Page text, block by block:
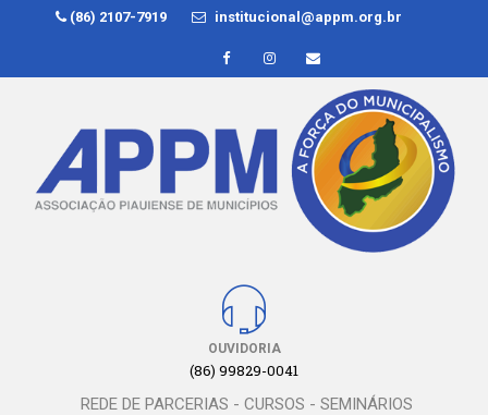
(86) 2107-7919 institucional@appm.org.br
OUVIDORIA
(86) 99829-0041
REDE DE PARCERIAS - CURSOS - SEMINÁRIOS